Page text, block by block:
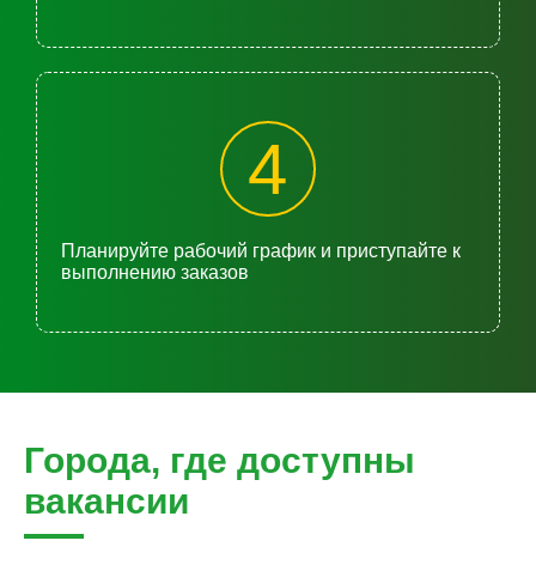
4
Планируйте рабочий график и приступайте к
выполнению заказов
Города, где доступны
вакансии